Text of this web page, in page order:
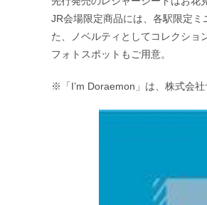
JR会場限定商品には、各駅限定
た、ノベルティとしてコレクショ
フォトスポットもご用意。
※「I’m Doraemon」は、株式会